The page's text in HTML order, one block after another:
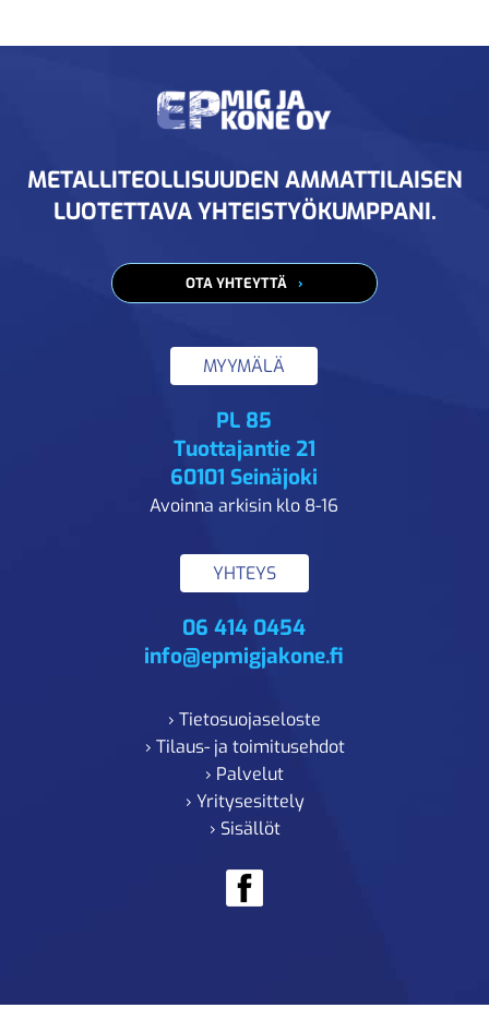
METALLITEOLLISUUDEN AMMATTILAISEN
LUOTETTAVA YHTEISTYÖKUMPPANI.
OTA YHTEYTTÄ
MYYMÄLÄ
PL 85
Tuottajantie 21
60101 Seinäjoki
Avoinna arkisin klo 8-16
YHTEYS
06 414 0454
info@epmigjakone.fi
› Tietosuojaseloste
› Tilaus- ja toimitusehdot
› Palvelut
› Yritysesittely
› Sisällöt